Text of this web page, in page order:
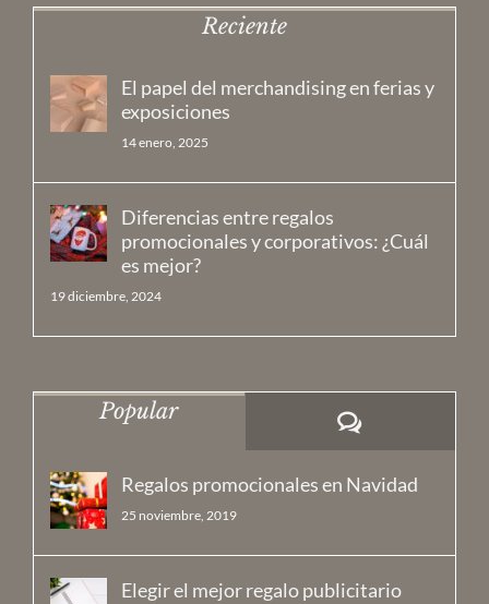
Reciente
El papel del merchandising en ferias y
exposiciones
14 enero, 2025
Diferencias entre regalos
promocionales y corporativos: ¿Cuál
es mejor?
19 diciembre, 2024
Popular Comentarios
Regalos promocionales en Navidad
25 noviembre, 2019
Elegir el mejor regalo publicitario